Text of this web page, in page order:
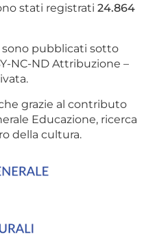
stati registrati 24.864
pubblicati sotto
NC-ND Attribuzione –
grazie al contributo
Educazione, ricerca
della cultura.